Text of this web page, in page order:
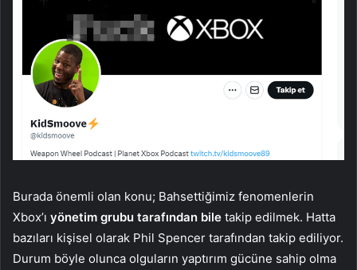
Burada önemli olan konu; Bahsettiğimiz fenomenlerin
Xbox’ı yönetim grubu tarafından bile takip edilmek. Hatta
bazıları kişisel olarak Phil Spencer tarafından takip ediliyor.
Durum böyle olunca olguların yaptırım gücüne sahip olma